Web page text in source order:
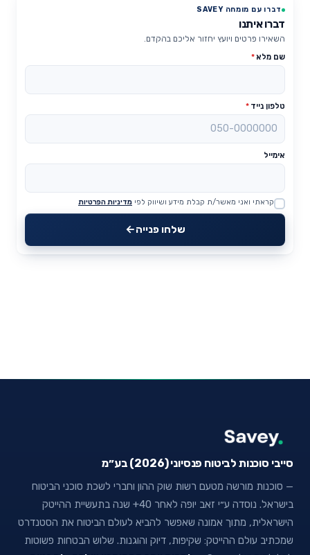
דברו עם מומחה SAVEY
דברו איתנו
השאירו פרטים ויועץ יחזור אליכם בהקדם.
שם מלא*
טלפון נייד *
אימייל
Website
קראתי ואני מאשר/ת קבלת מידע ושיווק לפי מדיניות הפרטיות
שלחו פנייה
סייבי סוכנות לביטוח פנסיוני (2026) בע״מ
— סוכנות מורשה מטעם רשות שוק ההון וחברי לשכת סוכני הביטוח
בישראל. נוסדה ע״י זאב יופה לאחר 40+ שנה בתעשיית ההייטק
הישראלית, מתוך אמונה שאפשר להביא לעולם הביטוח את הסטנדרט
שמכתיב עולם ההייטק: שקיפות, דיוק והוגנות. שלוש הבטחות פשוטות